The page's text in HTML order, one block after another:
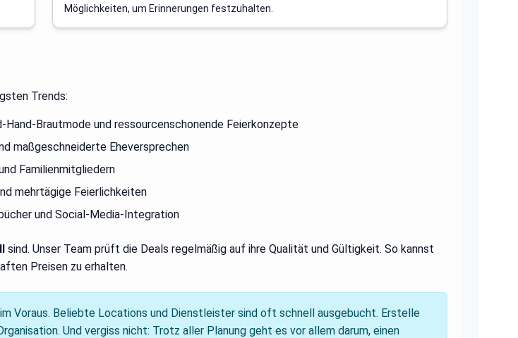
Möglichkeiten, um Erinnerungen festzuhalten.
Trends:
Brautmode und ressourcenschonende Feierkonzepte
maßgeschneiderte Eheversprechen
Familienmitgliedern
mehrtägige Feierlichkeiten
und Social-Media-Integration
sind. Unser Team prüft die Deals regelmäßig auf ihre Qualität und Gültigkeit. So kannst
Preisen zu erhalten.
Voraus. Beliebte Locations und Dienstleister sind oft schnell ausgebucht. Erstelle
Und vergiss nicht: Trotz aller Planung geht es vor allem darum, einen